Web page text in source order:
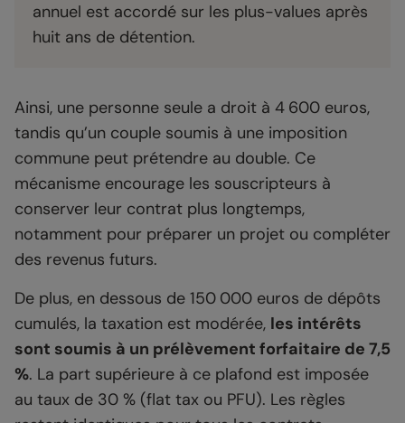
annuel est accordé sur les plus-values après
huit ans de détention.
Ainsi, une personne seule a droit à 4 600 euros,
tandis qu’un couple soumis à une imposition
commune peut prétendre au double. Ce
mécanisme encourage les souscripteurs à
conserver leur contrat plus longtemps,
notamment pour préparer un projet ou compléter
des revenus futurs.
De plus, en dessous de 150 000 euros de dépôts
cumulés, la taxation est modérée, les intérêts
sont soumis à un prélèvement forfaitaire de 7,5
%. La part supérieure à ce plafond est imposée
au taux de 30 % (flat tax ou PFU). Les règles